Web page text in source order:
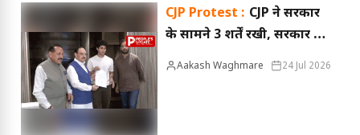
CJP Protest : CJP ने सरकार
के सामने 3 शर्तें रखी, सरकार 2
पर राजी, धर्मेंद्र प्रधान के इस्तीफे
Aakash Waghmare 24 Jul 2026